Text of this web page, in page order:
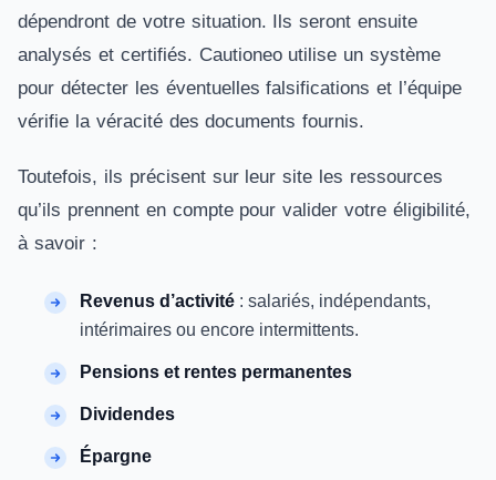
dépendront de votre situation. Ils seront ensuite
analysés et certifiés. Cautioneo utilise un système
pour détecter les éventuelles falsifications et l’équipe
vérifie la véracité des documents fournis.
Toutefois, ils précisent sur leur site les ressources
qu’ils prennent en compte pour valider votre éligibilité,
à savoir :
Revenus d’activité : salariés, indépendants,
intérimaires ou encore intermittents.
Pensions et rentes permanentes
Dividendes
Épargne